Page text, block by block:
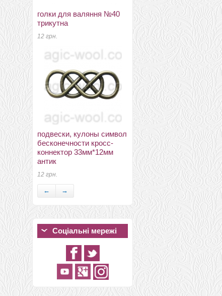
голки для валяння №40
трикутна
12 грн.
подвески, кулоны символ
бесконечности кросс-
коннектор 33мм*12мм
антик
12 грн.
меринос 19,5 мкм IDEEN
Германия фиолет
280 грн.
Замки, застібки, магніти
застежка металлическая
№4
95 грн.
← →
Соціальні мережі